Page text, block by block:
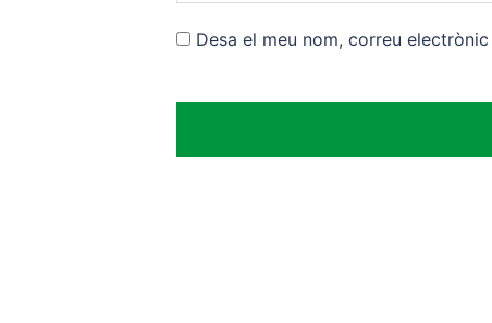
Desa el meu nom, correu